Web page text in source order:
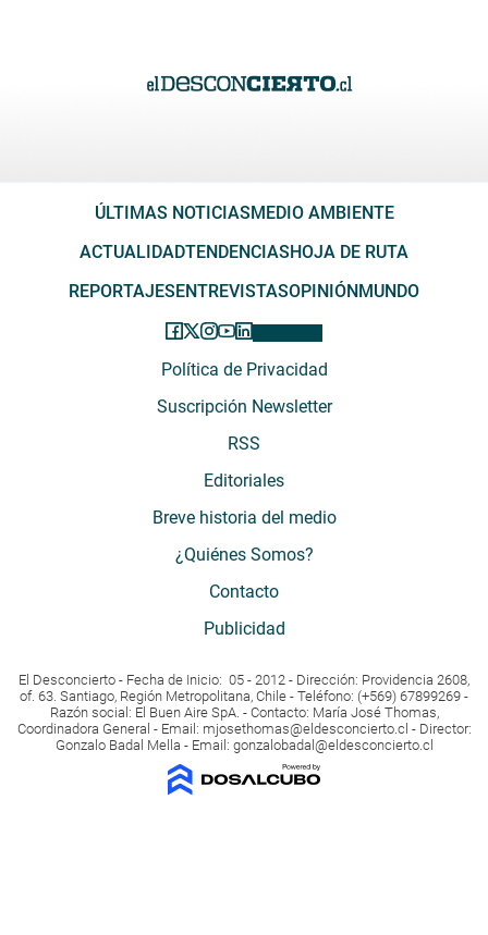
ÚLTIMAS NOTICIASMEDIO AMBIENTE
ACTUALIDADTENDENCIASHOJA DE RUTA
REPORTAJESENTREVISTASOPINIÓNMUNDO
Política de Privacidad
Suscripción Newsletter
RSS
Editoriales
Breve historia del medio
¿Quiénes Somos?
Contacto
Publicidad
El Desconcierto - Fecha de Inicio: 05 - 2012 - Dirección: Providencia 2608,
of. 63. Santiago, Región Metropolitana, Chile - Teléfono: (+569) 67899269 -
Razón social: El Buen Aire SpA. - Contacto: María José Thomas,
Coordinadora General - Email: mjosethomas@eldesconcierto.cl - Director:
Gonzalo Badal Mella - Email: gonzalobadal@eldesconcierto.cl